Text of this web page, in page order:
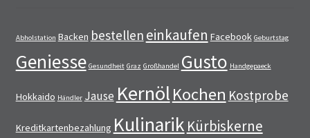
Abholstation Backen bestellen einkaufen Facebook Geburtstag
Geniesse Gesundheit Graz Großhandel Gusto Handgepaeck
Hokkaido Händler Jause KernölKochen Kostprobe
Kreditkartenbezahlung Kulinarik Kürbiskerne